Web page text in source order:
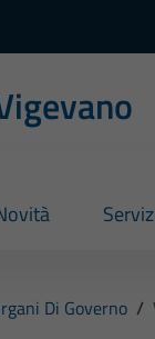
Di Governo /